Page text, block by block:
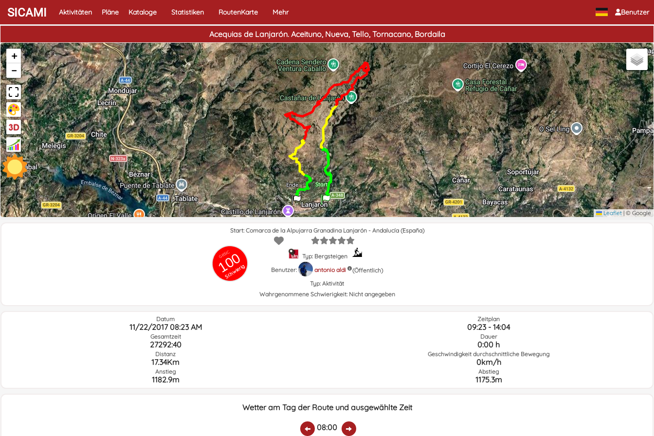
Benutzer
SICAMI Aktivitäten Pläne Kataloge Statistiken RoutenKarte Mehr
Acequias de Lanjarón. Aceituno, Nueva, Tello, Tornacano, Bordaila
Start
Ende
+
−
Leaflet | © Google
GRSIC
100
Schwierig
Start: Comarca de la Alpujarra Granadina Lanjarón - Andalucía (España)
Typ: Bergsteigen
Benutzer:
antonio aldi
(Öffentlich)
Typ: Aktivität
Wahrgenommene Schwierigkeit: Nicht angegeben
Datum
11/22/2017 08:23 AM
Gesamtzeit
27292:40
Distanz
17.34Km
Anstieg
1182.9m
Zeitplan
09:23 - 14:04
Dauer
0:00 h
Geschwindigkeit durchschnittliche Bewegung
0km/h
Abstieg
1175.3m
Wetter am Tag der Route und ausgewählte Zeit
08:00